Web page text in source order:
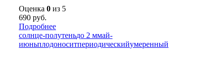
Оценка 0 из 5
690 руб.
Подробнее
солнце-полутеньдо 2 ммай-
июньплодоноситпериодическийумеренный